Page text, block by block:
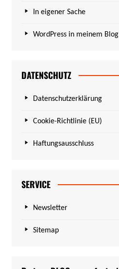
In eigener Sache
WordPress in meinem Blog
DATENSCHUTZ
Datenschutzerklärung
Cookie-Richtlinie (EU)
Haftungsausschluss
SERVICE
Newsletter
Sitemap